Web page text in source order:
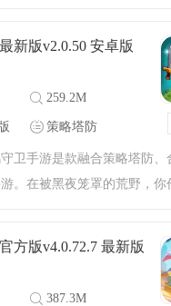
能与布阵玩法，颠覆童话世界
新版v2.0.50 安卓版
259.2M
策略塔防
卫手游是款融合策略塔防、
。在被黑夜笼罩的荒野，你
唤远古神兽。神鸡有专属绝技
方版v4.0.72.7 最新版
387.3M